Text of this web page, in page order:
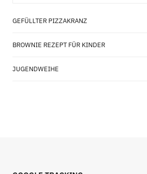
GEFÜLLTER PIZZAKRANZ
BROWNIE REZEPT FÜR KINDER
JUGENDWEIHE